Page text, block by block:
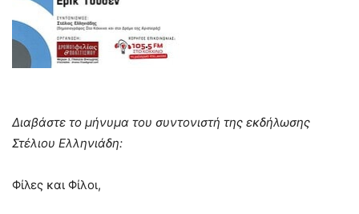
Διαβάστε το μήνυμα του συντονιστή της εκδήλωσης
Στέλιου Ελληνιάδη:
Φίλες και Φίλοι,